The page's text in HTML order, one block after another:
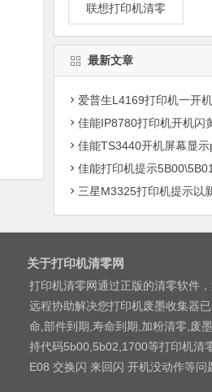
联想打印机清零
最新文章
爱普生L4169打印机一开机Printer
佳能IP8780打印机开机闪黄灯 电脑提示错误
佳能TS3440开机屏幕显示p07提示错误代
佳能打印机提示5B00\5B01/5B02/5B03/5B04/5B11/5B12/
三星M3325打印机提示以新的纸
关于打印机清零网
打印机清零网通过正版的清零软件
远程协助解决您打印机废墨收集器
命,部件到期,寿命到期,加粉清零,废
持代码5b00,5b02,1700等打印机清
E08 交换闪 来回闪 开机没动作等问